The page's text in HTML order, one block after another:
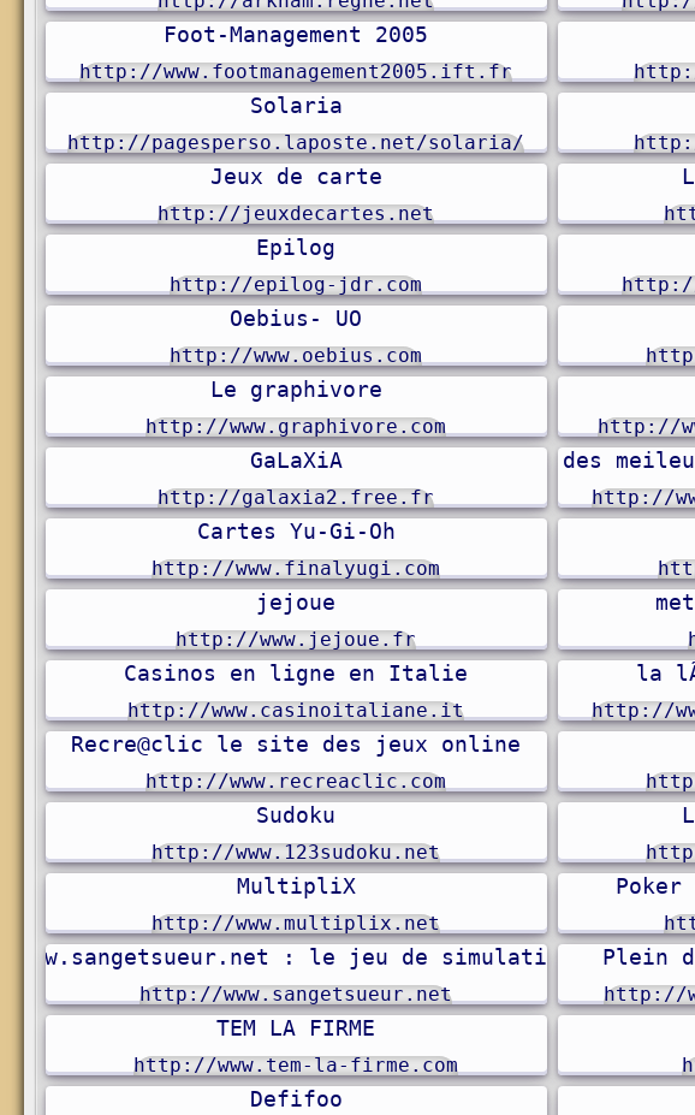
Foot-Management 2005
http://www.footmanagement2005.ift.fr
Solaria
http://pagesperso.laposte.net/solaria/
Jeux de carte
http://jeuxdecartes.net
Epilog
http://epilog-jdr.com http://
Oebius- UO
http://www.oebius.com
Le graphivore
http://www.graphivore.com http://
GaLaXiA
http://galaxia2.free.fr
comparatif des
http://
Cartes Yu-Gi-Oh
http://www.finalyugi.com
jejoue
http://www.jejoue.fr
Casinos en ligne en Italie
http://www.casinoitaliane.it
la
http://
Recre@clic le site des jeux online
http://www.recreaclic.com
Sudoku
http://www.123sudoku.net
MultipliX
http://www.multiplix.net
www.sangetsueur.net : le jeu de simulation
http://www.sangetsueur.net
Plein
http://
TEM LA FIRME
http://www.tem-la-firme.com
Defifoo